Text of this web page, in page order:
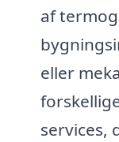
af
eller
services,